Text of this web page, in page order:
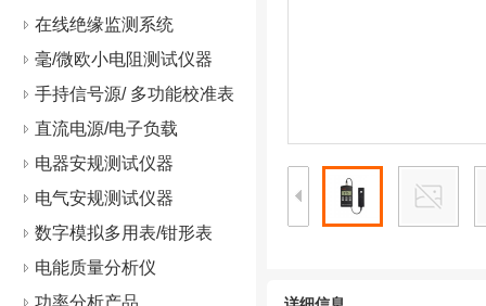
在线绝缘监测系统
毫/微欧小电阻测试仪器
手持信号源/ 多功能校准表
直流电源/电子负载
电器安规测试仪器
电气安规测试仪器
数字模拟多用表/钳形表
电能质量分析仪
功率分析产品